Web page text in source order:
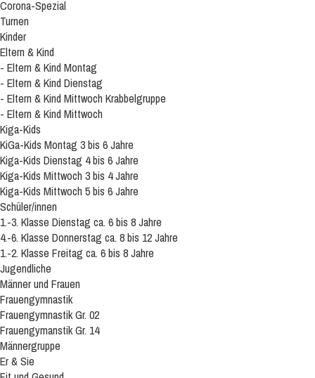
Corona-Spezial
Turnen
Kinder
Eltern & Kind
- Eltern & Kind Montag
- Eltern & Kind Dienstag
- Eltern & Kind Mittwoch Krabbelgruppe
- Eltern & Kind Mittwoch
Kiga-Kids
KiGa-Kids Montag 3 bis 6 Jahre
Kiga-Kids Dienstag 4 bis 6 Jahre
Kiga-Kids Mittwoch 3 bis 4 Jahre
Kiga-Kids Mittwoch 5 bis 6 Jahre
Schüler/innen
1.-3. Klasse Dienstag ca. 6 bis 8 Jahre
4.-6. Klasse Donnerstag ca. 8 bis 12 Jahre
1.-2. Klasse Freitag ca. 6 bis 8 Jahre
Jugendliche
Männer und Frauen
Frauengymnastik
Frauengymnastik Gr. 02
Frauengymanstik Gr. 14
Männergruppe
Er & Sie